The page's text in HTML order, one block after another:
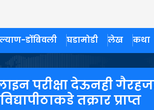
डोंबिवली घडामोडी लेख कथा
परीक्षा देऊनही
तक्रार प्राप्त